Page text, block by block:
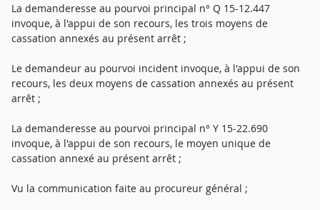
La demanderesse au pourvoi principal n° Q 15-12.447
invoque, à l'appui de son recours, les trois moyens de
cassation annexés au présent arrêt ;
Le demandeur au pourvoi incident invoque, à l'appui de son
recours, les deux moyens de cassation annexés au présent
arrêt ;
La demanderesse au pourvoi principal n° Y 15-22.690
invoque, à l'appui de son recours, le moyen unique de
cassation annexé au présent arrêt ;
Vu la communication faite au procureur général ;